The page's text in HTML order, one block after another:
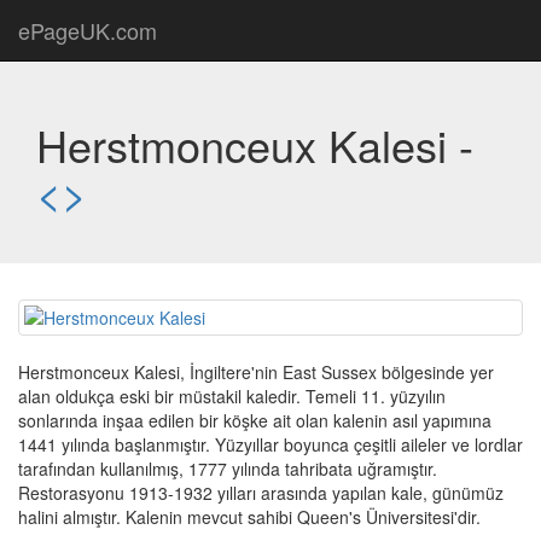
ePageUK.com
Herstmonceux Kalesi -
<>
Herstmonceux Kalesi, İngiltere'nin East Sussex bölgesinde yer
alan oldukça eski bir müstakil kaledir. Temeli 11. yüzyılın
sonlarında inşaa edilen bir köşke ait olan kalenin asıl yapımına
1441 yılında başlanmıştır. Yüzyıllar boyunca çeşitli aileler ve lordlar
tarafından kullanılmış, 1777 yılında tahribata uğramıştır.
Restorasyonu 1913-1932 yılları arasında yapılan kale, günümüz
halini almıştır. Kalenin mevcut sahibi Queen's Üniversitesi'dir.